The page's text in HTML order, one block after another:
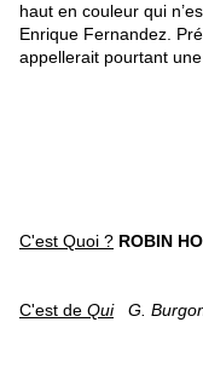
haut en couleur qui
Enrique Fernandez.
appellerait pourtant
C'est Quoi ? ROBIN
C'est de Qui G.